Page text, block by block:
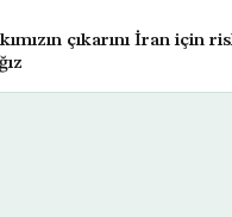
çıkarını İran için